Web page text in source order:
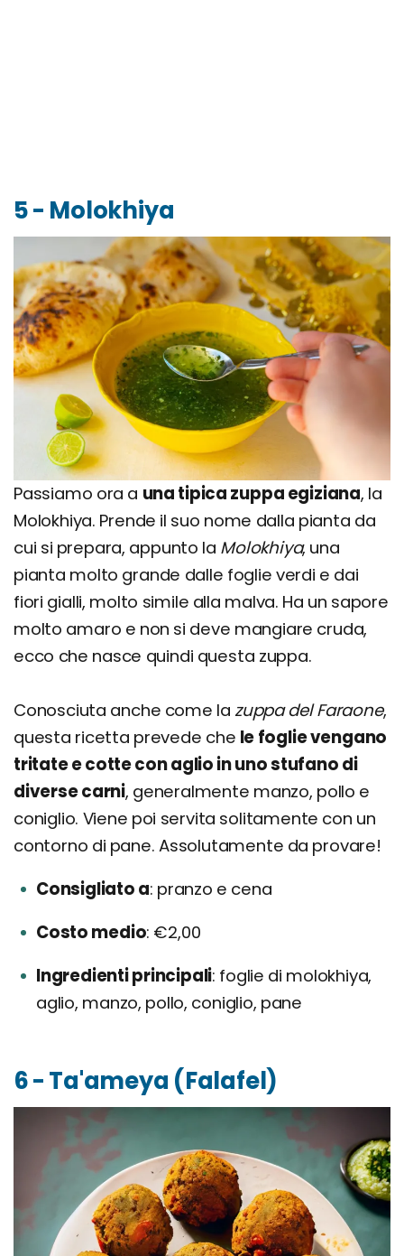
5 - Molokhiya
Passiamo ora a una tipica zuppa egiziana, la
Molokhiya. Prende il suo nome dalla pianta da
cui si prepara, appunto la Molokhiya, una
pianta molto grande dalle foglie verdi e dai
fiori gialli, molto simile alla malva. Ha un sapore
molto amaro e non si deve mangiare cruda,
ecco che nasce quindi questa zuppa.
Conosciuta anche come la zuppa del Faraone,
questa ricetta prevede che le foglie vengano
tritate e cotte con aglio in uno stufano di
diverse carni, generalmente manzo, pollo e
coniglio. Viene poi servita solitamente con un
contorno di pane. Assolutamente da provare!
Consigliato a pranzo e cena
Costo medio €2,00
Ingredienti principali foglie di molokhiya,
aglio, manzo, pollo, coniglio, pane
6 - Ta'ameya (Falafel)